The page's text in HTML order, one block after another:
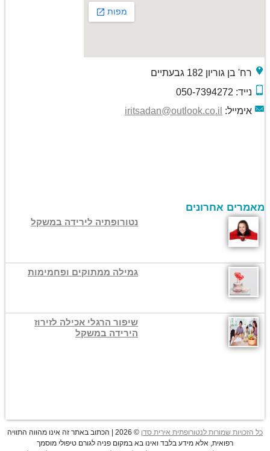
רח' בן גוריון 182 גבעתיים
נייד: 050-7394272
אימייל: iritsadan@outlook.co.il
מאמרים אחרונים
נטורופתיה לירידה במשקל
גמילה ממתוקים ופחמימות
שיפור הרגלי אכילה לזירוז
הירידה במשקל
כל הזכויות שמורות לנטורופתית אירית סדן
© 2026 | הכתוב באתר זה אינו מהווה התוויה
רפואית, אלא מידע בלבד ואינו בא במקום פניה לגורם טיפולי מוסמך